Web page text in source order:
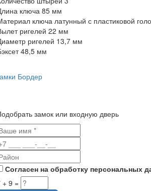
ключа 85 мм
ключа латунный с пластиковой
ригелей 22 мм
ригелей 13,7 мм
48,5 мм
Бордер
замок или входную дверь
Согласен на обработку персональных
+ 9 =